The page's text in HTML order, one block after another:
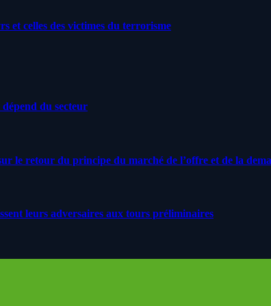
et celles des victimes du terrorisme
du secteur
le retour du principe du marché de l’offre et de la
leurs adversaires aux tours préliminaires